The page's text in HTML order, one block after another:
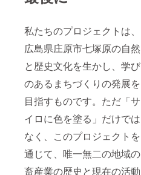
私たちのプロジェクトは、
広島県庄原市七塚原の自然
と歴史文化を生かし、学び
のあるまちづくりの発展を
目指すものです。ただ「サ
イロに色を塗る」だけでは
なく、このプロジェクトを
通じて、唯一無二の地域の
畜産業の歴史と現在の活動